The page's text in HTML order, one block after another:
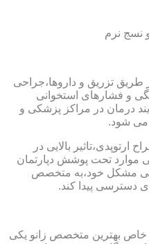
نسج نرم
طریق تزریق و داروها،جراحی
و فشارهای استخوانی
درمان در مراکز پزشکی و
شود.
بالایی در
موارد تحت پوشش دپارتمان
مشکل خود،به متخصص
دسترسی پیدا کند.
خاص بهترین متخصص زانو یکی